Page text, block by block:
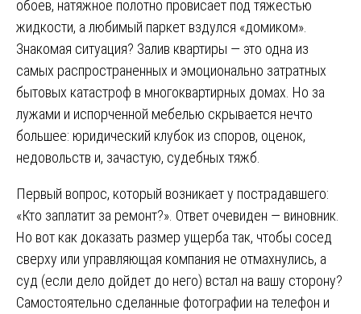
обоев, натяжное полотно провисает под тяжестью
жидкости, а любимый паркет вздулся «домиком».
Знакомая ситуация? Залив квартиры — это одна из
самых распространенных и эмоционально затратных
бытовых катастроф в многоквартирных домах. Но за
лужами и испорченной мебелью скрывается нечто
большее: юридический клубок из споров, оценок,
недовольств и, зачастую, судебных тяжб.
Первый вопрос, который возникает у пострадавшего:
«Кто заплатит за ремонт?». Ответ очевиден — виновник.
Но вот как доказать размер ущерба так, чтобы сосед
сверху или управляющая компания не отмахнулись, а
суд (если дело дойдет до него) встал на вашу сторону?
Самостоятельно сделанные фотографии на телефон и